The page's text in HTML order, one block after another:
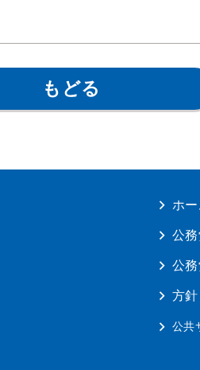
もどる
ホ
公
公
方
公共